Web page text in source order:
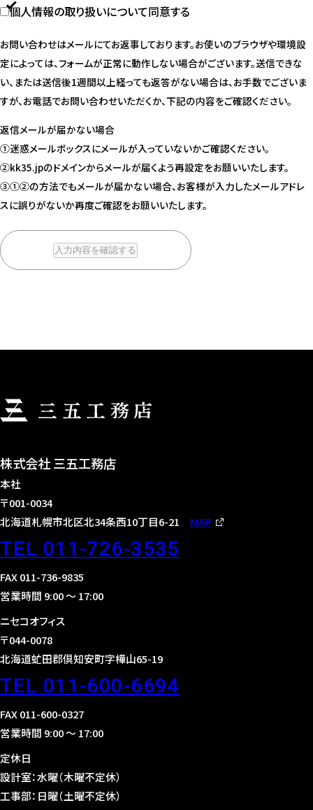
個人情報の取り扱いについて同意する
お問い合わせはメールにてお返事しております。お使いのブラウザや環境設
定によっては、フォームが正常に動作しない場合がございます。送信できな
い、または送信後1週間以上経っても返答がない場合は、お手数でございま
すが、お電話でお問い合わせいただくか、下記の内容をご確認ください。
返信メールが届かない場合
①迷惑メールボックスにメールが入っていないかご確認ください。
②kk35.jpのドメインからメールが届くよう再設定をお願いいたします。
③①②の方法でもメールが届かない場合、お客様が入力したメールアドレ
スに誤りがないか再度ご確認をお願いいたします。
株式会社 三五工務店
本社
〒001-0034
北海道札幌市北区北34条西10丁目6-21
MAP
TEL 011-726-3535
FAX 011-736-9835
営業時間 9:00 〜 17:00
ニセコオフィス
〒044-0078
北海道虻田郡倶知安町字樺山65-19
TEL 011-600-6694
FAX 011-600-0327
営業時間 9:00 〜 17:00
定休日
設計室：水曜（木曜不定休）
工事部：日曜（土曜不定休）